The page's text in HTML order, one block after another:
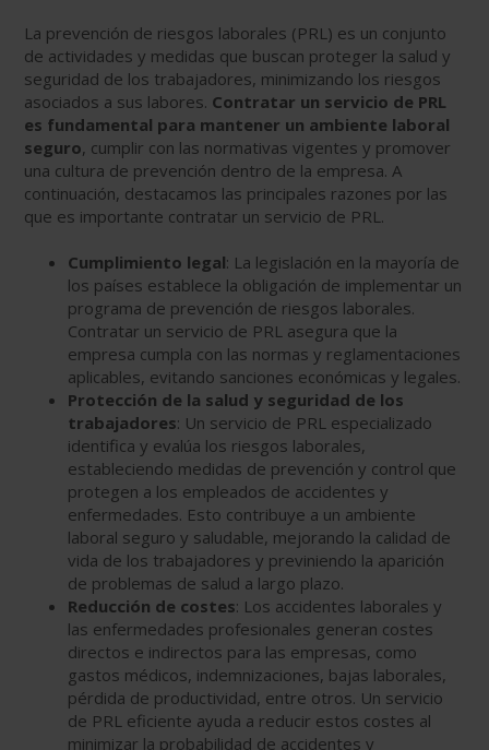
La prevención de riesgos laborales (PRL) es un conjunto
de actividades y medidas que buscan proteger la salud y
seguridad de los trabajadores, minimizando los riesgos
asociados a sus labores. Contratar un servicio de PRL
es fundamental para mantener un ambiente laboral
seguro, cumplir con las normativas vigentes y promover
una cultura de prevención dentro de la empresa. A
continuación, destacamos las principales razones por las
que es importante contratar un servicio de PRL.
Cumplimiento legal: La legislación en la mayoría de
los países establece la obligación de implementar un
programa de prevención de riesgos laborales.
Contratar un servicio de PRL asegura que la
empresa cumpla con las normas y reglamentaciones
aplicables, evitando sanciones económicas y legales.
Protección de la salud y seguridad de los
trabajadores: Un servicio de PRL especializado
identifica y evalúa los riesgos laborales,
estableciendo medidas de prevención y control que
protegen a los empleados de accidentes y
enfermedades. Esto contribuye a un ambiente
laboral seguro y saludable, mejorando la calidad de
vida de los trabajadores y previniendo la aparición
de problemas de salud a largo plazo.
Reducción de costes: Los accidentes laborales y
las enfermedades profesionales generan costes
directos e indirectos para las empresas, como
gastos médicos, indemnizaciones, bajas laborales,
pérdida de productividad, entre otros. Un servicio
de PRL eficiente ayuda a reducir estos costes al
minimizar la probabilidad de accidentes y